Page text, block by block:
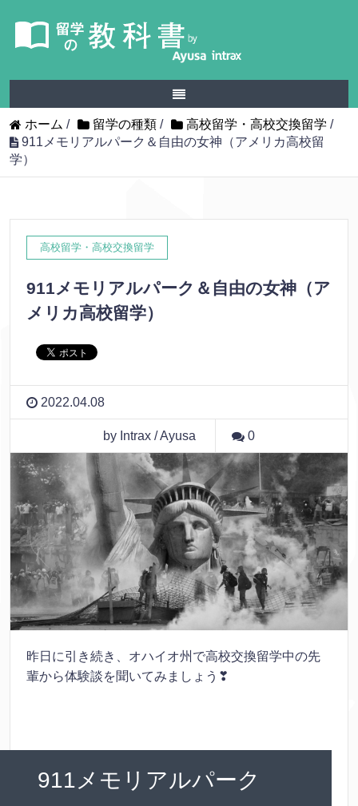
ホーム / 留学の種類 / 高校留学・高校交換留学 /
911メモリアルパーク＆自由の女神（アメリカ高校留
学）
高校留学・高校交換留学
911メモリアルパーク＆自由の女神（ア
メリカ高校留学）
2022.04.08
by Intrax / Ayusa 0
昨日に引き続き、オハイオ州で高校交換留学中の先
輩から体験談を聞いてみましょう❣
911メモリアルパーク